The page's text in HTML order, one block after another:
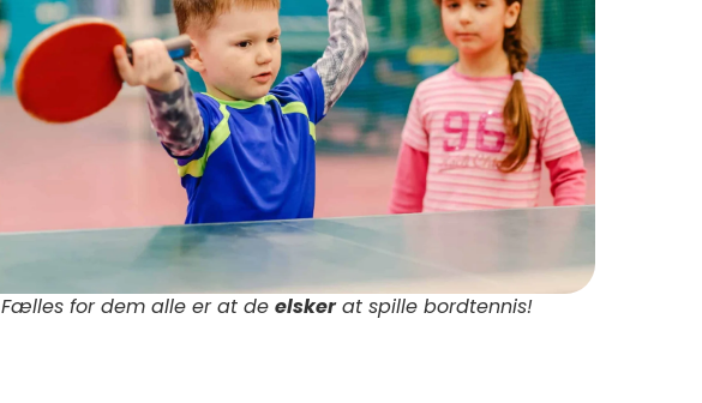
Fælles for dem alle er at de elskerat spille bordtennis!